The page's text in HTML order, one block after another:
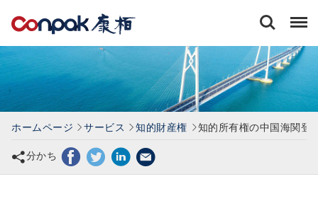
康
栢
会
計
事
務
所
有
会
社
ホームページ サービス 知的財産権 知的所有権の中国海関登
分かち